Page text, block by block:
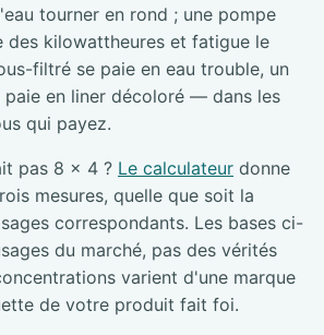
tourner en rond ; une pompe
kilowattheures et fatigue le
filtré se paie en eau trouble, un
paie en liner décoloré — dans les
qui payez.
pas 8 × 4 ? Le calculateur donne
mesures, quelle que soit la
correspondants. Les bases ci-
du marché, pas des vérités
varient d'une marque
de votre produit fait foi.